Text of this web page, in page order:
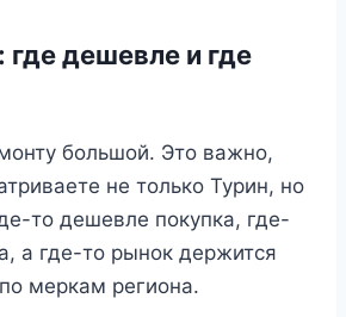
дешевле и где
большой. Это важно,
не только Турин, но
то дешевле покупка, где-
а где-то рынок держится
меркам региона.